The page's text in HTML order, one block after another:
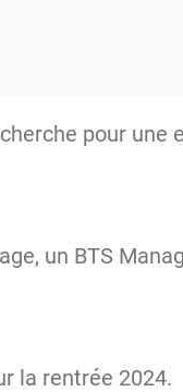
pour
un BTS
la rentrée 2024.